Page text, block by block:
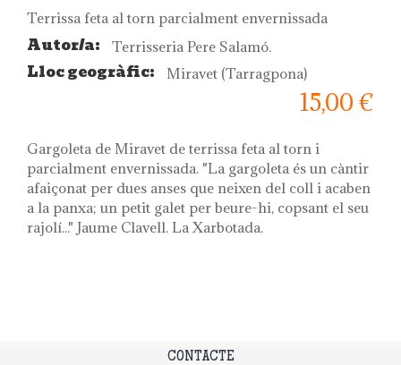
Terrissa feta al torn parcialment envernissada
Autor/a: Terrisseria Pere Salamó.
Lloc geogràfic: Miravet (Tarragpona)
15,00 €
Gargoleta de Miravet de terrissa feta al torn i
parcialment envernissada. "La gargoleta és un càntir
afaiçonat per dues anses que neixen del coll i acaben
a la panxa; un petit galet per beure-hi, copsant el seu
rajolí..." Jaume Clavell. La Xarbotada.
CONTACTE